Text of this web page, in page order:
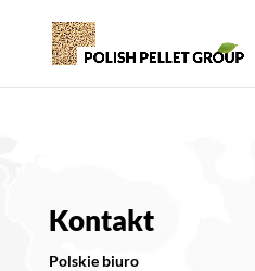
Kontakt
Polskie biuro